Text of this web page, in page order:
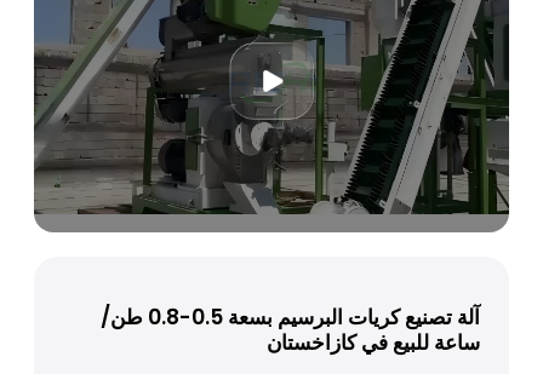
آلة تصنيع كريات البرسيم بسعة 0.5-0.8 طن/
ساعة للبيع في كازاخستان